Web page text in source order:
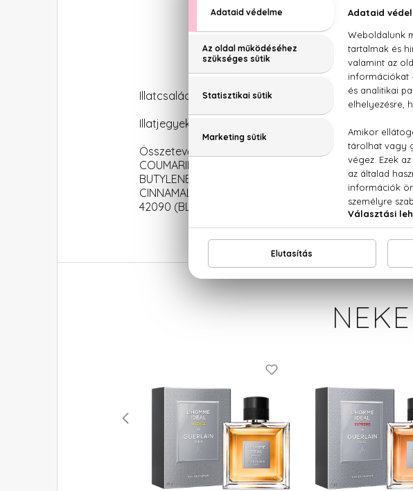
Guerlain
Illatcsalád: Fás-orientális
Illatjegyek: bergamott, mandula, fűszerek, bolgár
Összetevők: ALCOHOL, AQUA (WATER), PARFUM
COUMARIN, DIETHYLAMINO HYDROXYBENZOYL
BUTYLENE GLYCOL DICAPRYLATE/DICAPRATE,
CINNAMAL, GERANIOL, BENZYL CINNAMATE, CI
42090 (BLUE 1)